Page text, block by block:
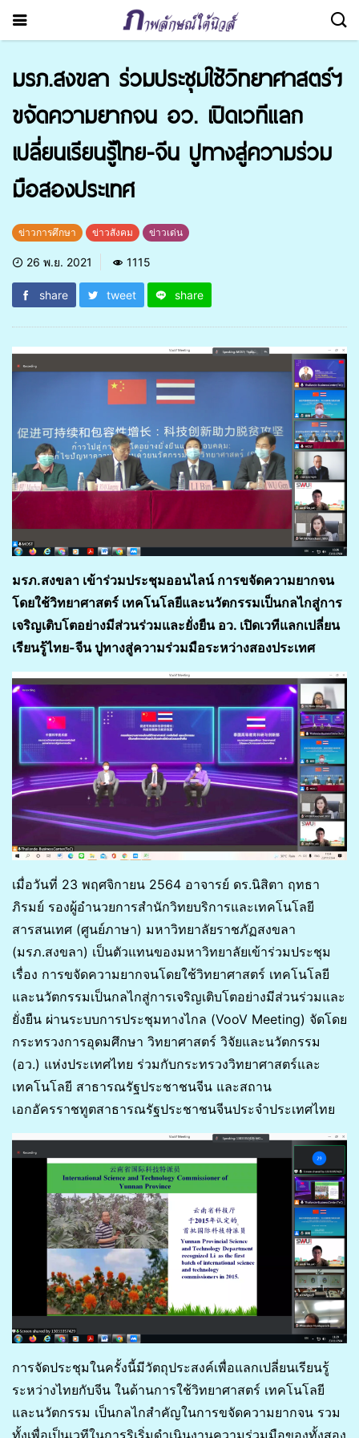
มรภ.สงขลา ร่วมประชุมใช้วิทยาศาสตร์ฯ
ขจัดความยากจน อว. เปิดเวทีแลก
เปลี่ยนเรียนรู้ไทย-จีน ปูทางสู่ความร่วม
มือสองประเทศ
ข่าวการศึกษา ข่าวสังคม ข่าวเด่น
26 พ.ย. 2021 1115
share tweet share
มรภ.สงขลา เข้าร่วมประชุมออนไลน์ การขจัดความยากจน
โดยใช้วิทยาศาสตร์ เทคโนโลยีและนวัตกรรมเป็นกลไกสู่การ
เจริญเติบโตอย่างมีส่วนร่วมและยั่งยืน อว. เปิดเวทีแลกเปลี่ยน
เรียนรู้ไทย-จีน ปูทางสู่ความร่วมมือระหว่างสองประเทศ
เมื่อวันที่ 23 พฤศจิกายน 2564 อาจารย์ ดร.นิสิตา ฤทธา
ภิรมย์ รองผู้อำนวยการสำนักวิทยบริการและเทคโนโลยี
สารสนเทศ (ศูนย์ภาษา) มหาวิทยาลัยราชภัฏสงขลา
(มรภ.สงขลา) เป็นตัวแทนของมหาวิทยาลัยเข้าร่วมประชุม
เรื่อง การขจัดความยากจนโดยใช้วิทยาศาสตร์ เทคโนโลยี
และนวัตกรรมเป็นกลไกสู่การเจริญเติบโตอย่างมีส่วนร่วมและ
ยั่งยืน ผ่านระบบการประชุมทางไกล (VooV Meeting) จัดโดย
กระทรวงการอุดมศึกษา วิทยาศาสตร์ วิจัยและนวัตกรรม
(อว.) แห่งประเทศไทย ร่วมกับกระทรวงวิทยาศาสตร์และ
เทคโนโลยี สาธารณรัฐประชาชนจีน และสถาน
เอกอัครราชทูตสาธารณรัฐประชาชนจีนประจำประเทศไทย
การจัดประชุมในครั้งนี้มีวัตถุประสงค์เพื่อแลกเปลี่ยนเรียนรู้
ระหว่างไทยกับจีน ในด้านการใช้วิทยาศาสตร์ เทคโนโลยี
และนวัตกรรม เป็นกลไกสำคัญในการขจัดความยากจน รวม
ทั้งเพื่อเป็นเวทีในการริเริ่มดำเนินงานความร่วมมือของทั้งสอง